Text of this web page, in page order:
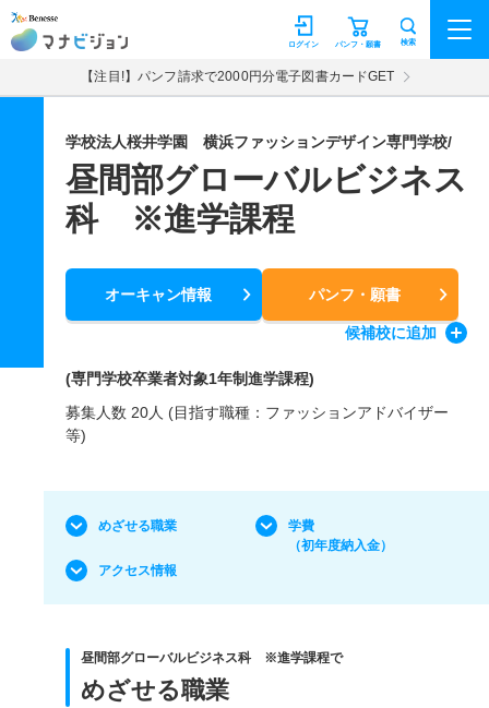
マナビジョン パンフ・願書
ログイン 検索
【注目!】パンフ請求で2000円分電子図書カードGET
学校法人桜井学園 横浜ファッションデザイン専門学校/
昼間部グローバルビジネス
科 ※進学課程
オーキャン情報 パンフ・願書
候補校に追加
(専門学校卒業者対象1年制進学課程)
募集人数 20人 (目指す職種：ファッションアドバイザー
等)
めざせる職業
学費
（初年度納入金）
アクセス情報
昼間部グローバルビジネス科 ※進学課程で
めざせる職業